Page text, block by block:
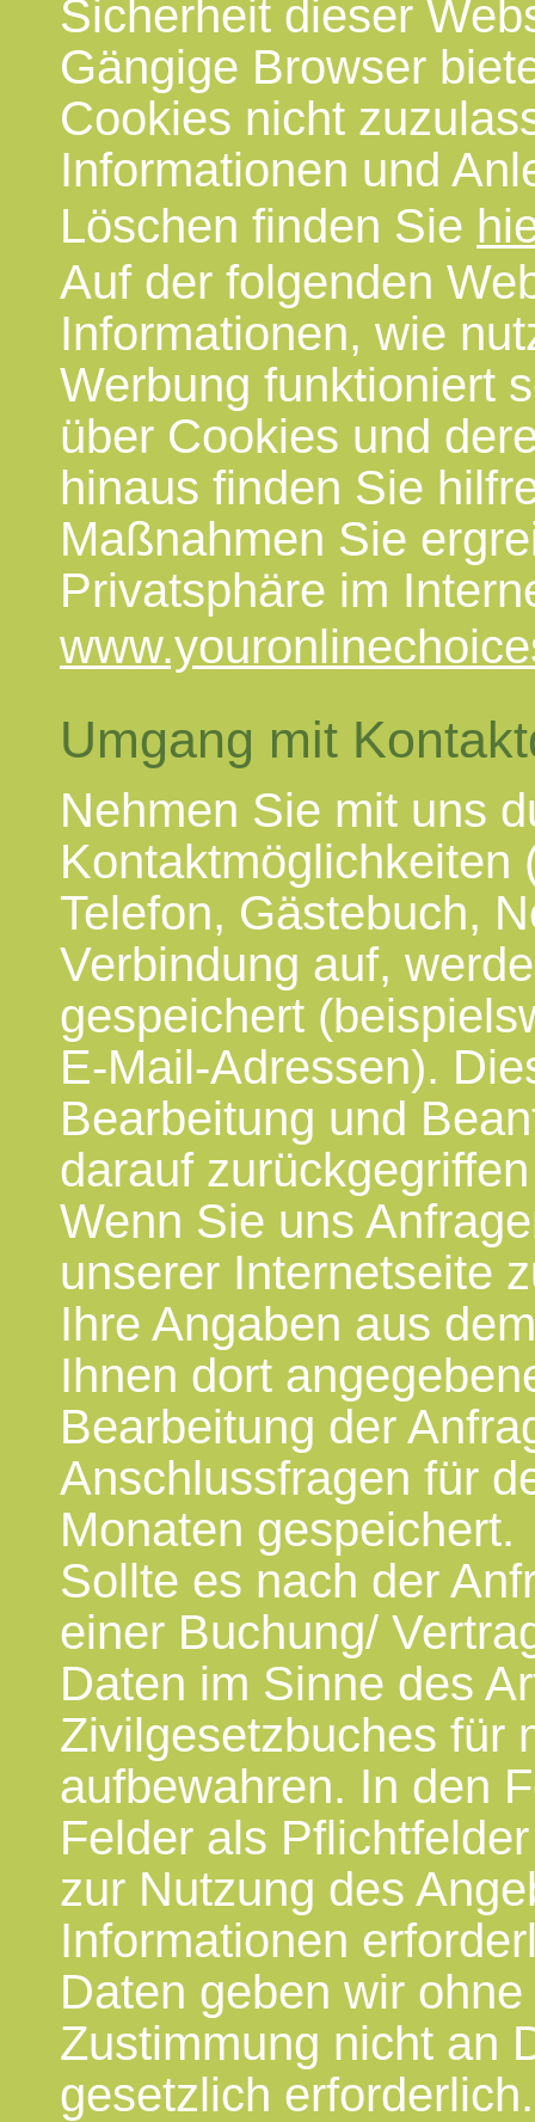
Sicherheit dieser
Gängige Browser
Cookies nicht
Informationen und
Löschen finden Sie
Auf der folgenden
Informationen, wie
Werbung funktioniert
über Cookies und
hinaus finden Sie
Maßnahmen Sie
Privatsphäre im
Umgang mit
Nehmen Sie mit uns
Kontaktmöglichkeiten
Telefon, Gästebuch,
Verbindung auf,
gespeichert
E-Mail-Adressen).
Bearbeitung und
darauf
Wenn Sie uns
unserer Internetseite
Ihre Angaben aus
Ihnen dort
Bearbeitung der
Anschlussfragen für
Monaten gespeichert.
Sollte es nach der
einer Buchung/
Daten im Sinne des
Zivilgesetzbuches für
aufbewahren. In den
Felder als
zur Nutzung des
Informationen
Daten geben wir
Zustimmung nicht an
gesetzlich erforderlich.